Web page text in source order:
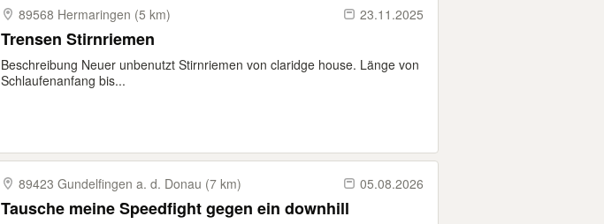
89568 Hermaringen (5 km) 23.11.2025
Trensen Stirnriemen
Beschreibung Neuer unbenutzt Stirnriemen von claridge house. Länge von
Schlaufenanfang bis...
89423 Gundelfingen a. d. Donau (7 km) 05.08.2026
Tausche meine Speedfight gegen ein downhill